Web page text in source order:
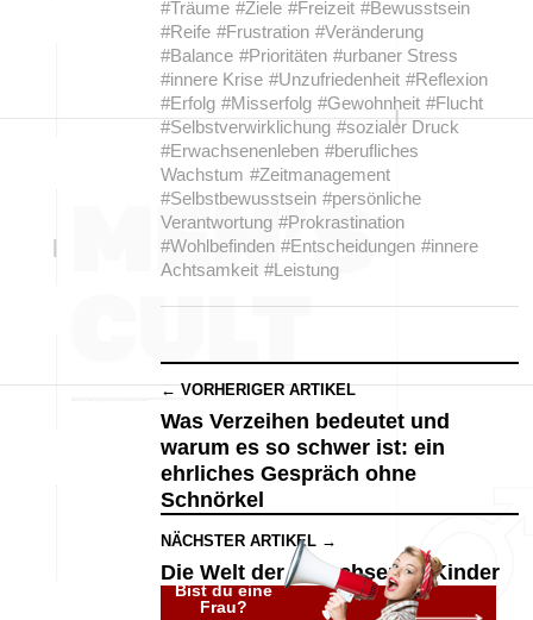
#Träume #Ziele #Freizeit #Bewusstsein
#Reife #Frustration #Veränderung
#Balance #Prioritäten #urbaner Stress
#innere Krise #Unzufriedenheit #Reflexion
#Erfolg #Misserfolg #Gewohnheit #Flucht
#Selbstverwirklichung #sozialer Druck
#Erwachsenenleben #berufliches
Wachstum #Zeitmanagement
#Selbstbewusstsein #persönliche
Verantwortung #Prokrastination
#Wohlbefinden #Entscheidungen #innere
Achtsamkeit #Leistung
← VORHERIGER ARTIKEL
Was Verzeihen bedeutet und
warum es so schwer ist: ein
ehrliches Gespräch ohne
Schnörkel
NÄCHSTER ARTIKEL →
Die Welt der erwachsenen Kinder
Bist du eine
Frau?